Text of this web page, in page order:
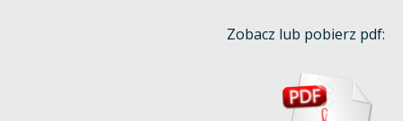
Zobacz lub pobierz pdf: